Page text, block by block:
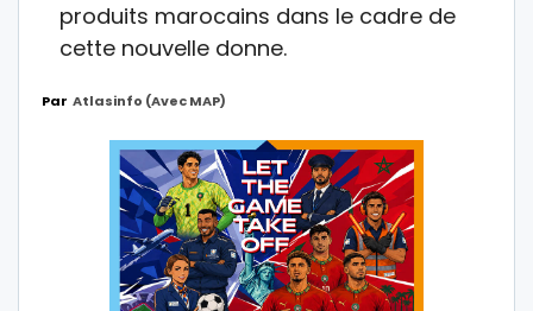
produits marocains dans le cadre de
cette nouvelle donne.
Par Atlasinfo (avec MAP)